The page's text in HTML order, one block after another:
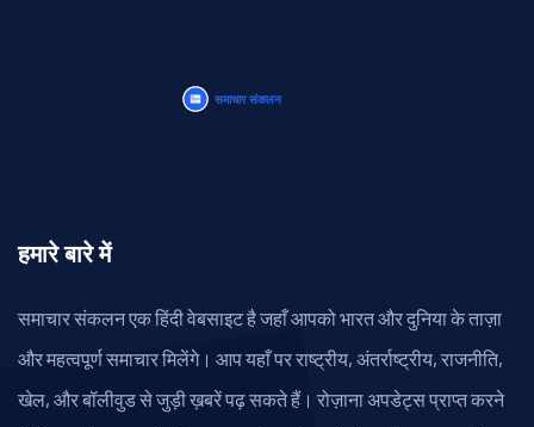
हमारे बारे में
समाचार संकलन एक हिंदी वेबसाइट है जहाँ आपको भारत और दुनिया के ताज़ा
और महत्वपूर्ण समाचार मिलेंगे। आप यहाँ पर राष्ट्रीय, अंतर्राष्ट्रीय, राजनीति,
खेल, और बॉलीवुड से जुड़ी ख़बरें पढ़ सकते हैं। रोज़ाना अपडेट्स प्राप्त करने